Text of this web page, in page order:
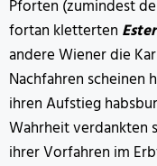
Pforten (zumindest
fortan kletterten
andere Wiener die
Nachfahren scheinen
ihren Aufstieg
Wahrheit verdankten
ihrer Vorfahren im